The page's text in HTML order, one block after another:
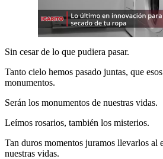
Sin cesar de lo que pudiera pasar.
Tanto cielo hemos pasado juntas, que
monumentos.
Serán los monumentos de nuestras vidas.
Leímos rosarios, también los misterios.
Tan duros momentos juramos llevarlos al
nuestras vidas.